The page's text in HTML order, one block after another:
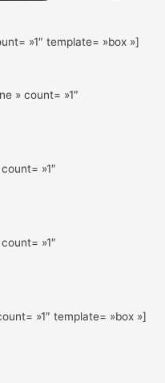
»1″ template= »box »]
» count= »1″
»1″
»1″
»1″ template= »box »]